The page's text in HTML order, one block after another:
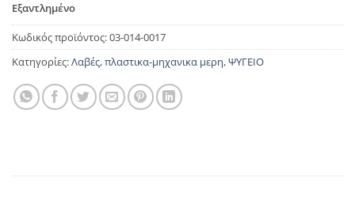
Εξαντλημένο
Κωδικός προϊόντος:03-014-0017
Κατηγορίες:Λαβές,πλαστικα-μηχανικα μερη,ΨΥΓΕΙΟ